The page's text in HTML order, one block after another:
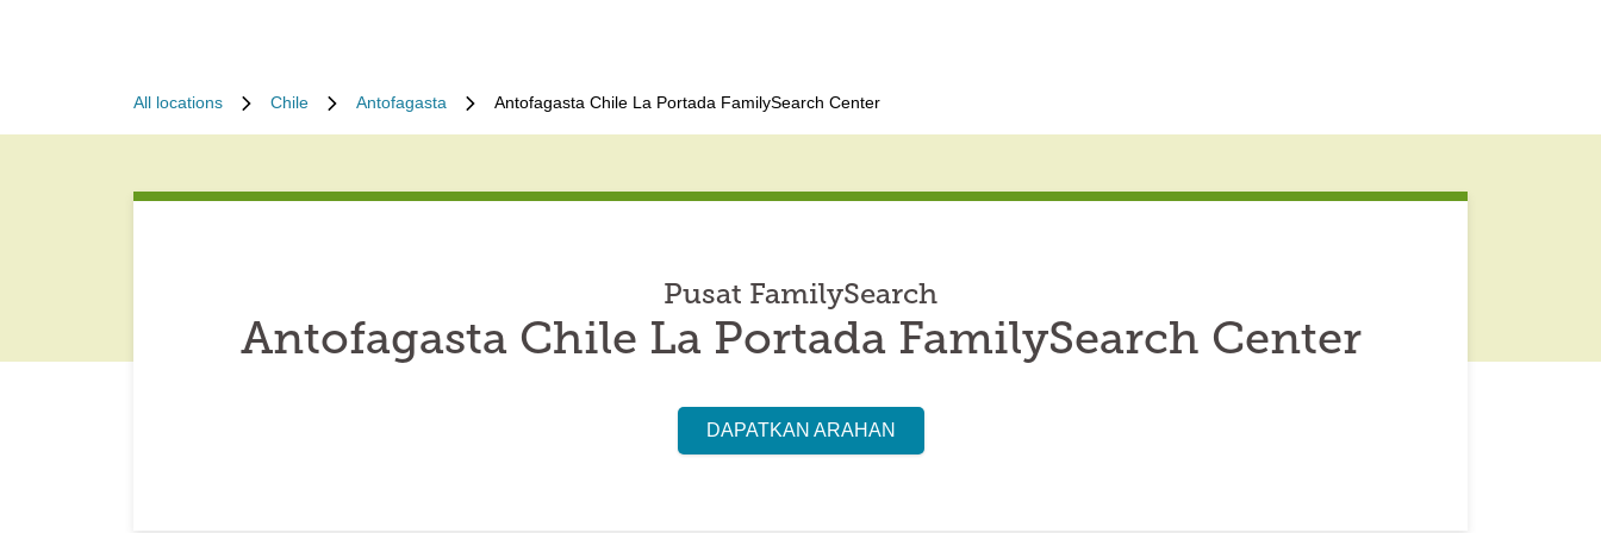
All locations Chile Antofagasta Antofagasta Chile La Portada FamilySearch Center
Pusat FamilySearch
Antofagasta Chile La Portada FamilySearch Center
DAPATKAN ARAHAN